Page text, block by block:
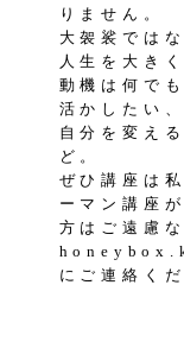
りません。
大袈裟では
人生を大き
動機は何で
活かしたい
自分を変え
ど。
ぜひ講座は
ーマン講座
方はご遠慮
にご連絡く